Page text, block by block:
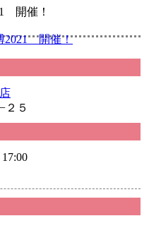
開催！
２５